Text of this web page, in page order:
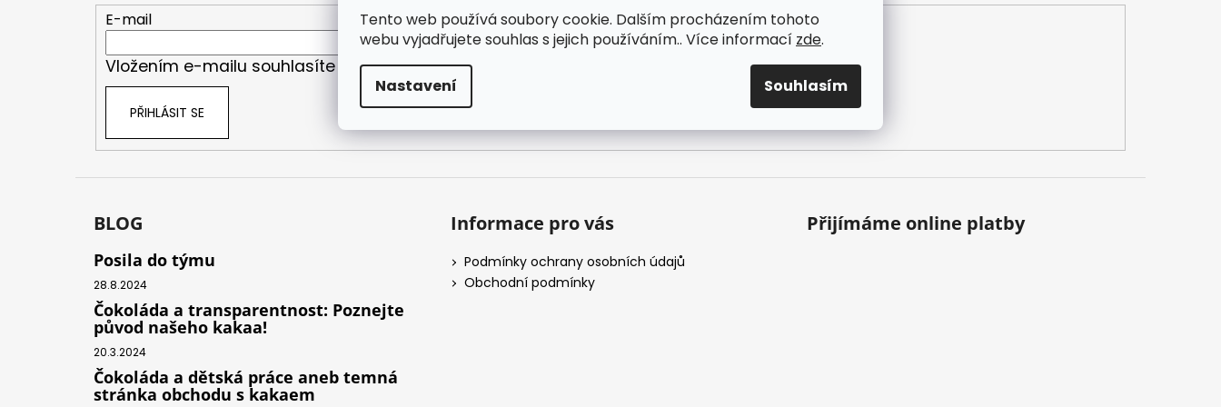
Tento web používá soubory cookie. Dalším procházením tohoto
webu vyjadřujete souhlas s jejich používáním.. Více informací zde.
Nastavení Souhlasím
E-mail
Vložením e-mailu souhlasíte s podmínkami ochrany osobních údajů
PŘIHLÁSIT SE
BLOG
Posila do týmu
28.8.2024
Čokoláda a transparentnost: Poznejte
původ našeho kakaa!
20.3.2024
Čokoláda a dětská práce aneb temná
stránka obchodu s kakaem
Informace pro vás
Podmínky ochrany osobních údajů
Obchodní podmínky
Přijímáme online platby